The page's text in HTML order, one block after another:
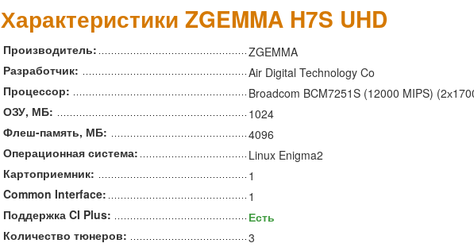
Характеристики ZGEMMA H7S UHD
Производитель:
ZGEMMA
Разработчик:
Air Digital Technology Co
Процессор:
Broadcom BCM7251S (12000 MIPS)
ОЗУ, МБ:
1024
Флеш-память, МБ:
4096
Операционная система:
Linux Enigma2
Картоприемник:
1
Common Interface:
1
Поддержка CI Plus:
Есть
Количество тюнеров:
3